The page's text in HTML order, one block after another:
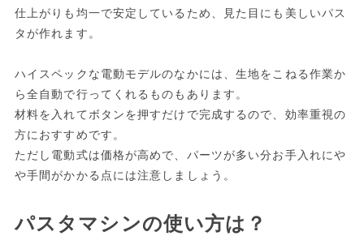
仕上がりも均一で安定しているため、見た目にも美しいパス
タが作れます。
ハイスペックな電動モデルのなかには、生地をこねる作業か
ら全自動で行ってくれるものもあります。
材料を入れてボタンを押すだけで完成するので、効率重視の
方におすすめです。
ただし電動式は価格が高めで、パーツが多い分お手入れにや
や手間がかかる点には注意しましょう。
パスタマシンの使い方は？